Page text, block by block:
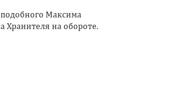
Максима
Хранителя на обороте.